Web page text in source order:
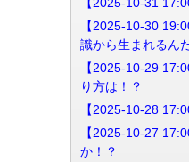
【2025-10-30
識から生まれるん
【2025-10-29
り方は！？
【2025-10-28
【2025-10-27
か！？